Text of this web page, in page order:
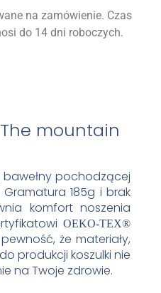
na zamówienie. Czas
do 14 dni roboczych.
bawełny pochodzącej
185g i brak
komfort noszenia
OEKO-TEX®
że materiały,
produkcji koszulki nie
na Twoje zdrowie.